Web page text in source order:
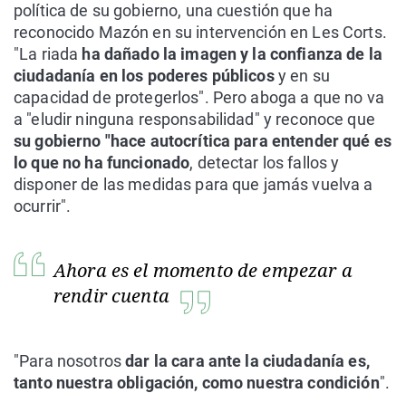
política de su gobierno, una cuestión que ha
reconocido Mazón en su intervención en Les Corts.
"La riada ha dañado la imagen y la confianza de la
ciudadanía en los poderes públicosy en su
capacidad de protegerlos". Pero aboga a que no va
a "eludir ninguna responsabilidad" y reconoce que
su gobierno "hace autocrítica para entender qué es
lo que no ha funcionado, detectar los fallos y
disponer de las medidas para que jamás vuelva a
ocurrir".
Ahora es el momento de empezar a
rendir cuenta
"Para nosotrosdar la cara ante la ciudadanía es,
tanto nuestra obligación, como nuestra condición".